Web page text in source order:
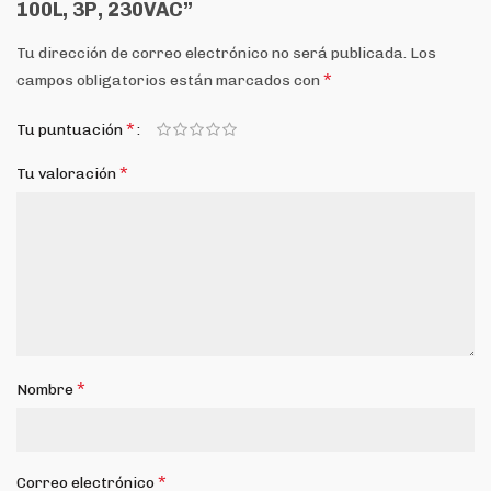
100L, 3P, 230VAC”
Tu dirección de correo electrónico no será publicada. Los
campos obligatorios están marcados con *
Tu puntuación*
Tu valoración*
Nombre*
Correo electrónico*